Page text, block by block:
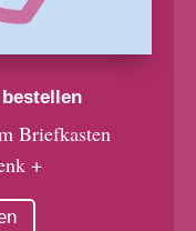
bestellen
Briefkasten
+